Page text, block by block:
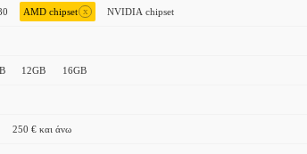
AMD chipset x NVIDIA chipset
12GB 16GB
250 € και άνω